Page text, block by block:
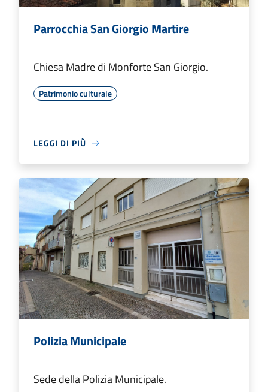
Parrocchia San Giorgio Martire
Chiesa Madre di Monforte San Giorgio.
Patrimonio culturale
LEGGI DI PIÙ
Polizia Municipale
Sede della Polizia Municipale.